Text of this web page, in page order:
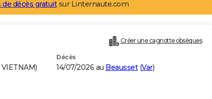
de décès gratuitsur Linternaute.com
Créer une cagnotte obsèques
VIETNAM)
Décès
14/07/2026 au Beausset(Var)